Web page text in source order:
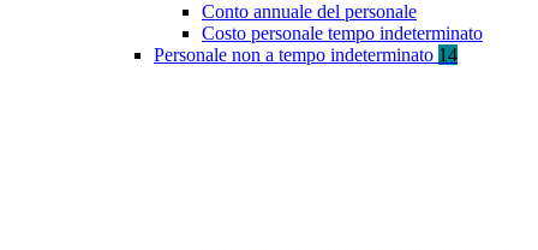
Conto annuale del personale
Costo personale tempo indeterminato
Personale non a tempo indeterminato 14